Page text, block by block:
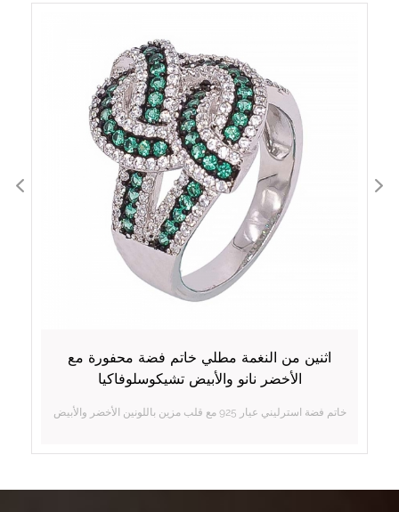
اثنين من النغمة مطلي خاتم فضة محفورة مع
الأخضر نانو والأبيض تشيكوسلوفاكيا
خاتم فضة استرليني عيار 925 مع قلب مزين باللونين الأخضر والأبيض